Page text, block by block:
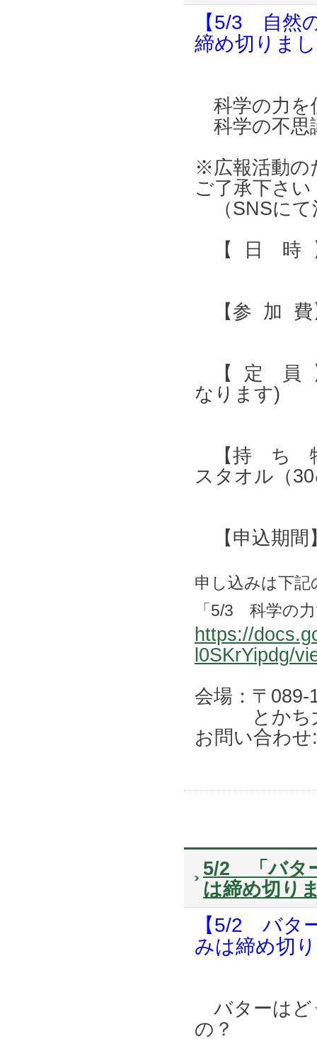
【5/3 自然
締め切りま
科学の力を
科学の不思
※広報活動の
ご了承下さい
（SNSにて
【 日 時 】
【参 加 費
【 定 員
なります)
【持 ち 物
スタオル（
【申込期間
申し込みは下
「5/3 科学の
https://
l0SKrYipdg/
会場：〒
とかち大
お問い合わ
5/2 「バタ
は締め切り
【5/2 バタ
みは締め切
バターはど
の？